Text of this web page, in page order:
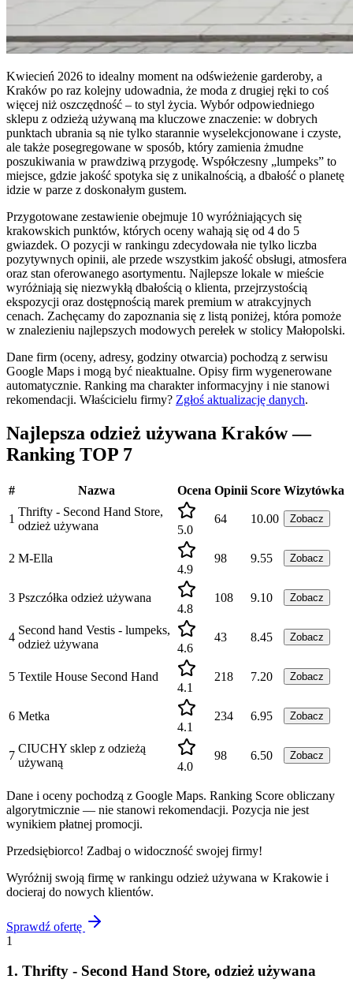
Kwiecień 2026 to idealny moment na odświeżenie garderoby, a
Kraków po raz kolejny udowadnia, że moda z drugiej ręki to coś
więcej niż oszczędność – to styl życia. Wybór odpowiedniego
sklepu z odzieżą używaną ma kluczowe znaczenie: w dobrych
punktach ubrania są nie tylko starannie wyselekcjonowane i czyste,
ale także posegregowane w sposób, który zamienia żmudne
poszukiwania w prawdziwą przygodę. Współczesny „lumpeks” to
miejsce, gdzie jakość spotyka się z unikalnością, a dbałość o planetę
idzie w parze z doskonałym gustem.
Przygotowane zestawienie obejmuje 10 wyróżniających się
krakowskich punktów, których oceny wahają się od 4 do 5
gwiazdek. O pozycji w rankingu zdecydowała nie tylko liczba
pozytywnych opinii, ale przede wszystkim jakość obsługi, atmosfera
oraz stan oferowanego asortymentu. Najlepsze lokale w mieście
wyróżniają się niezwykłą dbałością o klienta, przejrzystością
ekspozycji oraz dostępnością marek premium w atrakcyjnych
cenach. Zachęcamy do zapoznania się z listą poniżej, która pomoże
w znalezieniu najlepszych modowych perełek w stolicy Małopolski.
Dane firm (oceny, adresy, godziny otwarcia) pochodzą z serwisu
Google Maps i mogą być nieaktualne. Opisy firm wygenerowane
automatycznie. Ranking ma charakter informacyjny i nie stanowi
rekomendacji. Właścicielu firmy? Zgłoś aktualizację danych.
Najlepsza odzież używana Kraków —
Ranking TOP 7
# Nazwa Ocena Opinii Score Wizytówka
1
Thrifty - Second Hand Store,
odzież używana
5.0
64 10.00 Zobacz
2 M-Ella
4.9
98 9.55 Zobacz
3 Pszczółka odzież używana
4.8
108 9.10 Zobacz
4
Second hand Vestis - lumpeks,
odzież używana
4.6
43 8.45 Zobacz
5 Textile House Second Hand
4.1
218 7.20 Zobacz
6 Metka
4.1
234 6.95 Zobacz
7
CIUCHY sklep z odzieżą
używaną
4.0
98 6.50 Zobacz
Dane i oceny pochodzą z Google Maps. Ranking Score obliczany
algorytmicznie — nie stanowi rekomendacji. Pozycja nie jest
wynikiem płatnej promocji.
Przedsiębiorco! Zadbaj o widoczność swojej firmy!
Wyróżnij swoją firmę w rankingu odzież używana w Krakowie i
docieraj do nowych klientów.
Sprawdź ofertę
1
1. Thrifty - Second Hand Store, odzież używana